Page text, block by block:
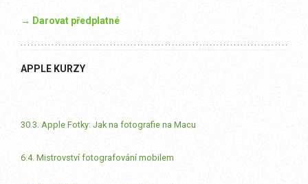
→ Darovat předplatné
APPLE KURZY
30.3. Apple Fotky: Jak na fotografie na Macu
6.4. Mistrovství fotografování mobilem